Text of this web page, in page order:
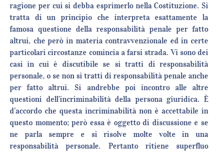
ragione per cui si debba esprimerlo nella Costituzione. Si
tratta di un principio che interpreta esattamente la
famosa questione della responsabilità penale per fatto
altrui, che però in materia contravvenzionale ed in certe
particolari circostanze comincia a farsi strada. Vi sono dei
casi in cui è discutibile se si tratti di responsabilità
personale, o se non si tratti di responsabilità penale anche
per fatto altrui. Si andrebbe poi incontro alle altre
questioni dell’incriminabilità della persona giuridica. È
d’accordo che questa incriminabilità non è accettabile in
questo momento; però essa è oggetto di discussione e se
ne parla sempre e si risolve molte volte in una
responsabilità personale. Pertanto ritiene superfluo